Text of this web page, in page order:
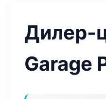
Дилер-
Garage